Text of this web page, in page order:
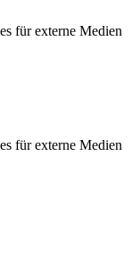
für externe Medien
für externe Medien